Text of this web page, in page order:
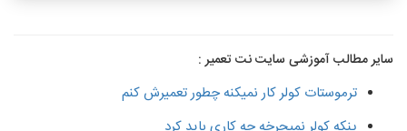
سایر مطالب آموزشی سایت نت تعمیر :
ترموستات کولر کار نمیکنه چطور تعمیرش کنم